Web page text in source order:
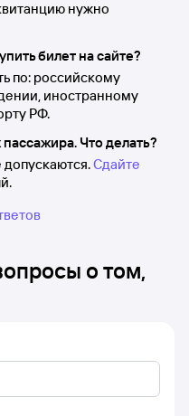
нужно
билет на сайте?
по: российскому
иностранному
РФ.
Что делать?
Сдайте
о том,